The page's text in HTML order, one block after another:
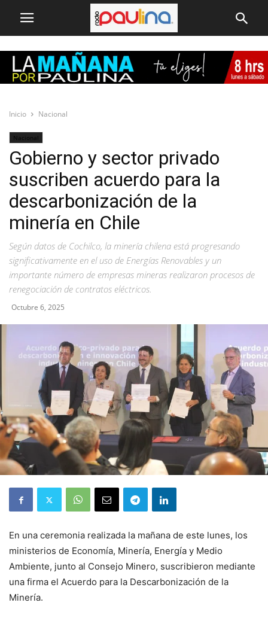
Inicio Nacional
Nacional
Gobierno y sector privado
suscriben acuerdo para la
descarbonización de la
minería en Chile
Según datos de Cochilco, la minería chilena está progresando
significativamente en el uso de Energías Renovables y un
importante número de empresas mineras realizaron procesos de
renegociación de contratos eléctricos.
Octubre 6, 2025
En una ceremonia realizada la mañana de este lunes, los
ministerios de Economía, Minería, Energía y Medio
Ambiente, junto al Consejo Minero, suscribieron mediante
una firma el Acuerdo para la Descarbonización de la
Minería.